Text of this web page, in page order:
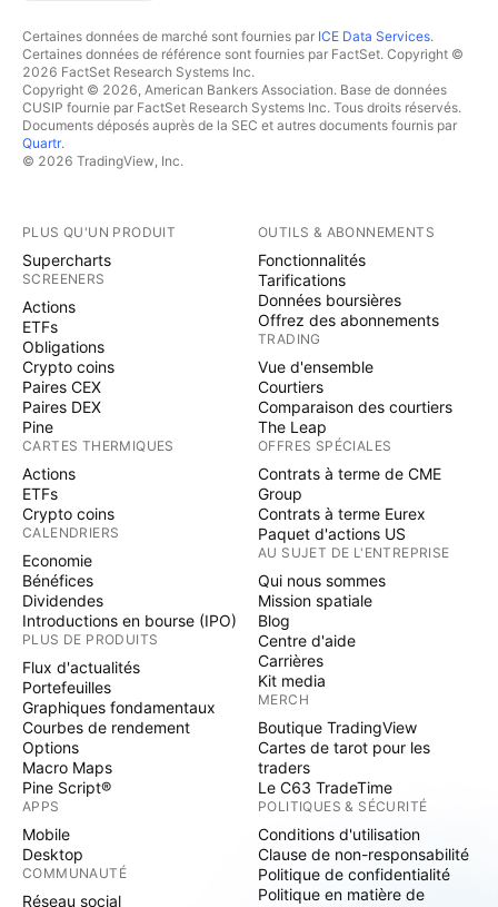
Certaines données de marché sont fournies par ICE Data Services.
Certaines données de référence sont fournies par FactSet. Copyright ©
2026 FactSet Research Systems Inc.
Copyright © 2026, American Bankers Association. Base de données
CUSIP fournie par FactSet Research Systems Inc. Tous droits réservés.
Documents déposés auprès de la SEC et autres documents fournis par
Quartr.
© 2026 TradingView, Inc.
PLUS QU'UN PRODUIT
Supercharts
SCREENERS
Actions
ETFs
Obligations
Crypto coins
Paires CEX
Paires DEX
Pine
CARTES THERMIQUES
Actions
ETFs
Crypto coins
CALENDRIERS
Economie
Bénéfices
Dividendes
Introductions en bourse (IPO)
PLUS DE PRODUITS
Flux d'actualités
Portefeuilles
Graphiques fondamentaux
Courbes de rendement
Options
Macro Maps
Pine Script®
APPS
Mobile
Desktop
COMMUNAUTÉ
Réseau social
OUTILS & ABONNEMENTS
Fonctionnalités
Tarifications
Données boursières
Offrez des abonnements
TRADING
Vue d'ensemble
Courtiers
Comparaison des courtiers
The Leap
OFFRES SPÉCIALES
Contrats à terme de CME
Group
Contrats à terme Eurex
Paquet d'actions US
AU SUJET DE L'ENTREPRISE
Qui nous sommes
Mission spatiale
Blog
Centre d'aide
Carrières
Kit media
MERCH
Boutique TradingView
Cartes de tarot pour les
traders
Le C63 TradeTime
POLITIQUES & SÉCURITÉ
Conditions d'utilisation
Clause de non-responsabilité
Politique de confidentialité
Politique en matière de